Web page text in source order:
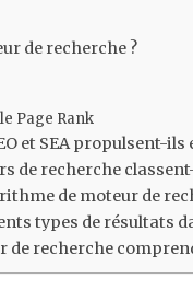
de recherche ?
Page Rank
et SEA propulsent-ils
de recherche
de moteur de
types de résultats
de recherche